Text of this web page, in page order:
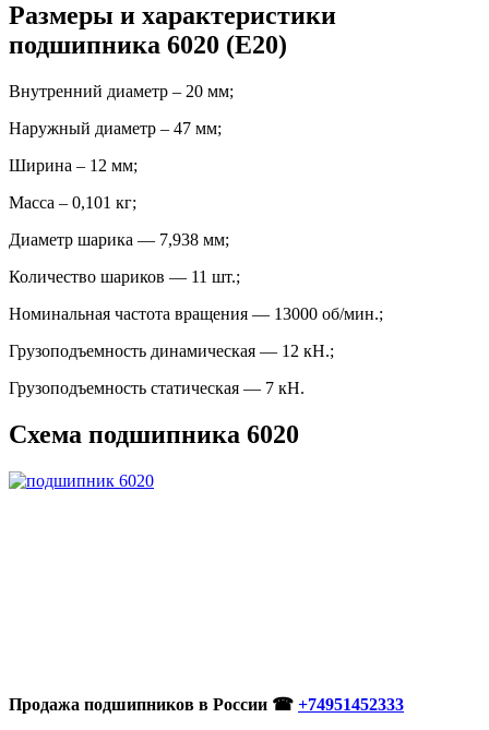
Размеры и характеристики
подшипника 6020 (Е20)
Внутренний диаметр – 20 мм;
Наружный диаметр – 47 мм;
Ширина – 12 мм;
Масса – 0,101 кг;
Диаметр шарика — 7,938 мм;
Количество шариков — 11 шт.;
Номинальная частота вращения — 13000 об/мин.;
Грузоподъемность динамическая — 12 кН.;
Грузоподъемность статическая — 7 кН.
Схема подшипника 6020
Продажа подшипников в России ☎ +74951452333